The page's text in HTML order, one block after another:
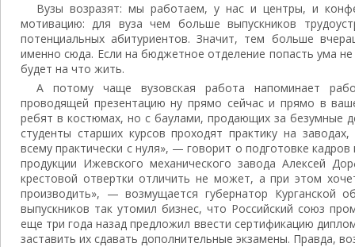
Вузы возразят: мы работаем, у нас и центры, и
мотивацию: для вуза чем больше выпускников
потенциальных абитуриентов. Значит, тем больше
именно сюда. Если на бюджетное отделение попасть ума
будет на что жить.
А потому чаще вузовская работа напоминает
проводящей презентацию ну прямо сейчас и прямо в
ребят в костюмах, но с баулами, продающих за безумные
студенты старших курсов проходят практику на
всему практически с нуля», — говорит о подготовке
продукции Ижевского механического завода Алексей
крестовой отвертки отличить не может, а при этом
производить», — возмущается губернатор Курганской
выпускников так утомил бизнес, что Российский союз
еще три года назад предложил ввести сертификацию
заставить их сдавать дополнительные экзамены. Правда,